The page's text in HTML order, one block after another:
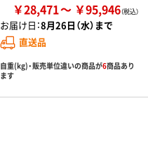
￥28,471 ￥95,946
お届け日：8月26日（水）まで
直送品
自重(kg)・販売単位違いの商品が6商品あり
ます